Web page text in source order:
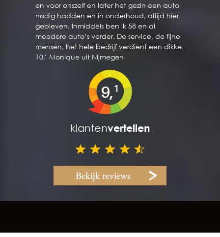
en voor onszelf en later het gezin een auto
nodig hadden en in onderhoud, altijd hier
gebleven. Inmiddels ben ik 58 en al
meedere auto’s verder. De service, de fijne
mensen, het hele bedrijf verdient een dikke
10." Monique uit Nijmegen
9,1
klantenvertellen
Bekijk reviews